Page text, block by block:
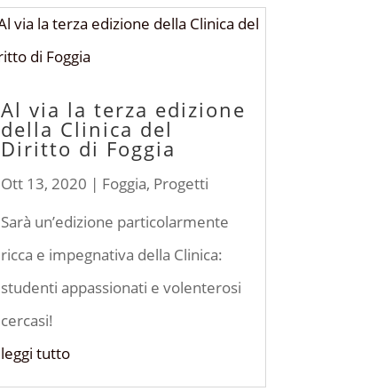
Al via la terza edizione
della Clinica del
Diritto di Foggia
Ott 13, 2020 | Foggia, Progetti
Sarà un’edizione particolarmente
ricca e impegnativa della Clinica:
studenti appassionati e volenterosi
cercasi!
leggi tutto